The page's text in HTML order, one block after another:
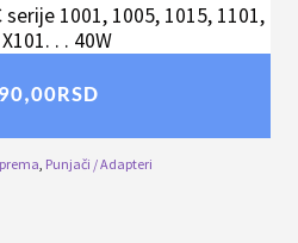
serije 1001, 1005, 1015, 1101,
. . 40W
RSD
, Punjači / Adapteri